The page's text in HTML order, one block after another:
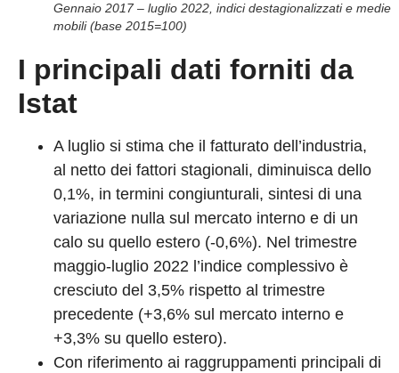
Gennaio 2017 – luglio 2022, indici destagionalizzati e medie
mobili (base 2015=100)
I principali dati forniti da
Istat
A luglio si stima che il fatturato dell’industria,
al netto dei fattori stagionali, diminuisca dello
0,1%, in termini congiunturali, sintesi di una
variazione nulla sul mercato interno e di un
calo su quello estero (-0,6%). Nel trimestre
maggio-luglio 2022 l’indice complessivo è
cresciuto del 3,5% rispetto al trimestre
precedente (+3,6% sul mercato interno e
+3,3% su quello estero).
Con riferimento ai raggruppamenti principali di